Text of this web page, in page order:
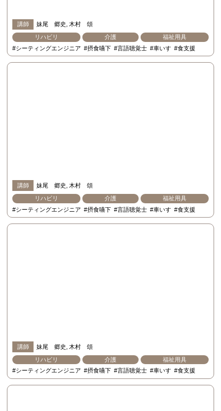
講師 妹尾 郷史
木村 頌
リハビリ
介護
福祉用具
#シーティングエンジニア #摂食嚥下 #言語聴覚士 #車いす #食支援
講師 妹尾 郷史
木村 頌
リハビリ
介護
福祉用具
#シーティングエンジニア #摂食嚥下 #言語聴覚士 #車いす #食支援
講師 妹尾 郷史
木村 頌
リハビリ
介護
福祉用具
#シーティングエンジニア #摂食嚥下 #言語聴覚士 #車いす #食支援